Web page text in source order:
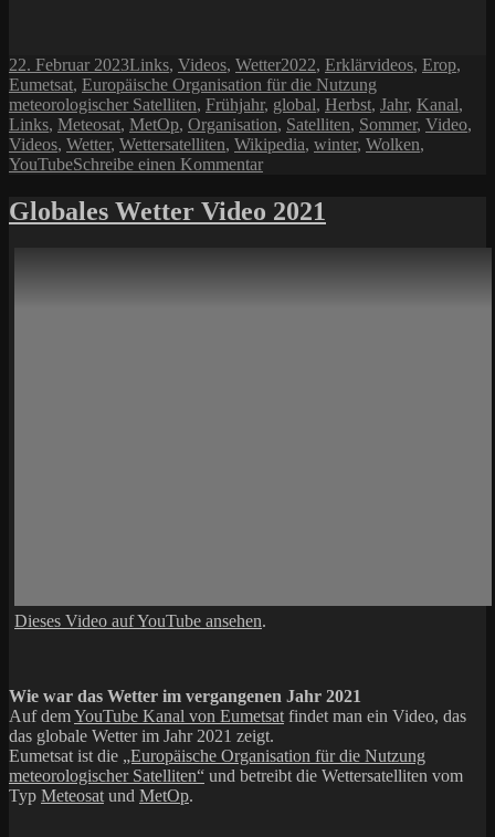
Veröffentlicht
am
22. Februar 2023Kategorien
Links, Videos, WetterSchlagwörter
2022, Erklärvideos, Erop,
Eumetsat, Europäische Organisation für die Nutzung
meteorologischer Satelliten, Frühjahr, global, Herbst, Jahr, Kanal,
Links, Meteosat, MetOp, Organisation, Satelliten, Sommer, Video,
Videos, Wetter, Wettersatelliten, Wikipedia, winter, Wolken,
YouTubeSchreibe einen Kommentarzu
Wetter
Video
Globales Wetter Video 2021
Dieses Video auf YouTube ansehen.
Wie war das Wetter im vergangenen Jahr 2021
Auf demYouTube Kanal von Eumetsatfindet man ein Video, das
das globale Wetter im Jahr 2021 zeigt.
Eumetsat ist die „Europäische Organisation für die Nutzung
meteorologischer Satelliten“ und betreibt die Wettersatelliten vom
Typ Meteosatund MetOp.